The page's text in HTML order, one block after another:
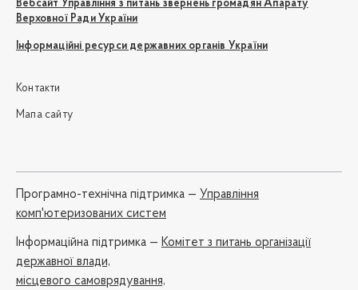
Вебсайт Управління з питань звернень громадян Апарату
Верховної Ради України
Інформаційні ресурси державних органів України
Контакти
Мапа сайту
Програмно-технічна підтримка — Управління
комп'ютеризованих систем
Iнформаційна підтримка — Комітет з питань організації
державної влади,
місцевого самоврядування,